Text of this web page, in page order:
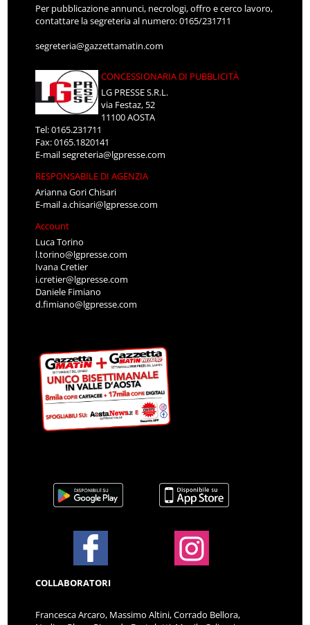
Per pubblicazione annunci, necrologi, offro e cerco lavoro,
contattare la segreteria al numero: 0165/231711
segreteria@gazzettamatin.com
CONCESSIONARIA DI PUBBLICITÀ
LG PRESSE S.R.L.
via Festaz, 52
11100 AOSTA
Tel: 0165.231711
Fax: 0165.1820141
E-mailsegreteria@lgpresse.com
RESPONSABILE DI AGENZIA
Arianna Gori Chisari
E-maila.chisari@lgpresse.com
Account
Luca Torino
l.torino@lgpresse.com
Ivana Cretier
i.cretier@lgpresse.com
Daniele Fimiano
d.fimiano@lgpresse.com
COLLABORATORI
Francesca Arcaro, Massimo Altini, Corrado Bellora,